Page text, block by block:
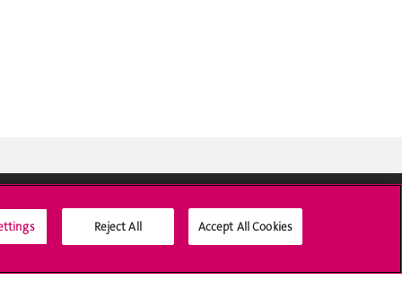
Médias sociaux UNIGE
Reject All Accept All Cookies